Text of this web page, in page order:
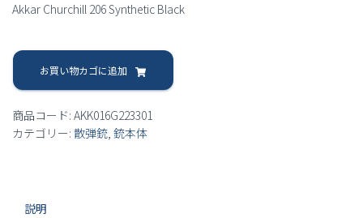
格
¥252,000
で
価
格
Akkar Churchill 206 Synthetic Black
【新
Akkar
206
Synthetic
お買い物カゴに追加
商品コード: AKK016G223301
カテゴリー: 散弾銃, 銃本体
説明